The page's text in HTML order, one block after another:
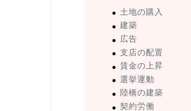
土地の購入
建築
広告
支店の配置
賃金の上昇
選挙運動
陸橋の建築
契約労働